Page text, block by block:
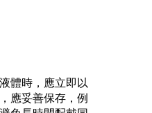
體時，應立即以
應妥善保存，例